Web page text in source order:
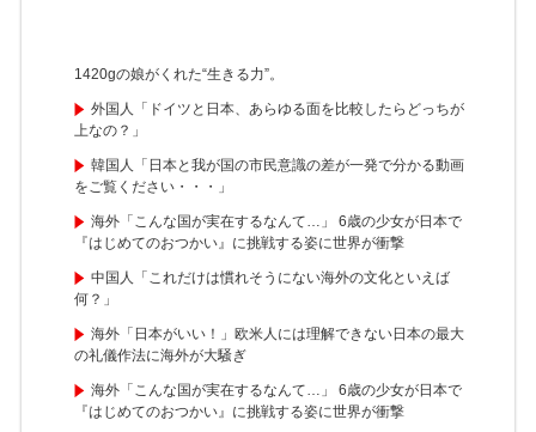
1420gの娘がくれた“生きる力”。
外国人「ドイツと日本、あらゆる面を比較したらどっちが
上なの？」
韓国人「日本と我が国の市民意識の差が一発で分かる動画
をご覧ください・・・」
海外「こんな国が実在するなんて…」 6歳の少女が日本で
『はじめてのおつかい』に挑戦する姿に世界が衝撃
中国人「これだけは慣れそうにない海外の文化といえば
何？」
海外「日本がいい！」欧米人には理解できない日本の最大
の礼儀作法に海外が大騒ぎ
海外「こんな国が実在するなんて…」 6歳の少女が日本で
『はじめてのおつかい』に挑戦する姿に世界が衝撃